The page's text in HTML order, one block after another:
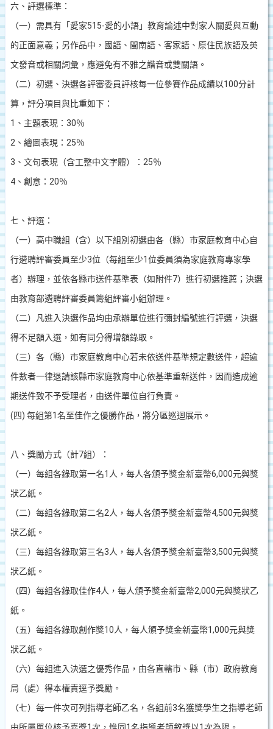
六、評選標準：
（一）需具有「愛家515-愛的小語」教育論述中對家人關愛與互動
的正面意義；另作品中，國語、閩南語、客家語、原住民族語及英
文發音或相關詞彙，應避免有不雅之諧音或雙關語。
（二）初選、決選各評審委員評核每一位參賽作品成績以100分計
算，評分項目與比重如下：
1 、主題表現： 30％
2 、繪圖表現： 25％
3 、文句表現（含工整中文字體）： 25％
4 、創意： 20％
七、評選：
（一）高中職組（含）以下組別初選由各（縣）市家庭教育中心自
行遴聘評審委員至少3位（每組至少1位委員須為家庭教育專家學
者）辦理，並依各縣市送件基準表（如附件7）進行初選推薦；決選
由教育部遴聘評審委員籌組評審小組辦理。
（二）凡進入決選作品均由承辦單位進行彌封編號進行評選，決選
得不足額入選，如有同分得增額錄取。
（三）各（縣）市家庭教育中心若未依送件基準規定數送件，超逾
件數者一律退請該縣市家庭教育中心依基準重新送件，因而造成逾
期送件致不予受理者，由送件單位自行負責。
(四) 每組第1名至佳作之優勝作品，將分區巡迴展示。
八、獎勵方式（計7組）：
（一）每組各錄取第一名1 人，每人各頒予獎金新臺幣6,000元與獎
狀乙紙。
（二）每組各錄取第二名2人，每人各頒予獎金新臺幣4,500元與獎
狀乙紙。
（三）每組各錄取第三名3人，每人各頒予獎金新臺幣3,500元與獎
狀乙紙。
（四）每組各錄取佳作4人，每人頒予獎金新臺幣2,000元與獎狀乙
紙。
（五）每組各錄取創作獎10人，每人頒予獎金新臺幣1,000元與獎
狀乙紙。
（六）每組進入決選之優秀作品，由各直轄市、縣（市）政府教育
局（處）得本權責逕予獎勵。
（七）每一件次可列指導老師乙名，各組前3名獲獎學生之指導老師